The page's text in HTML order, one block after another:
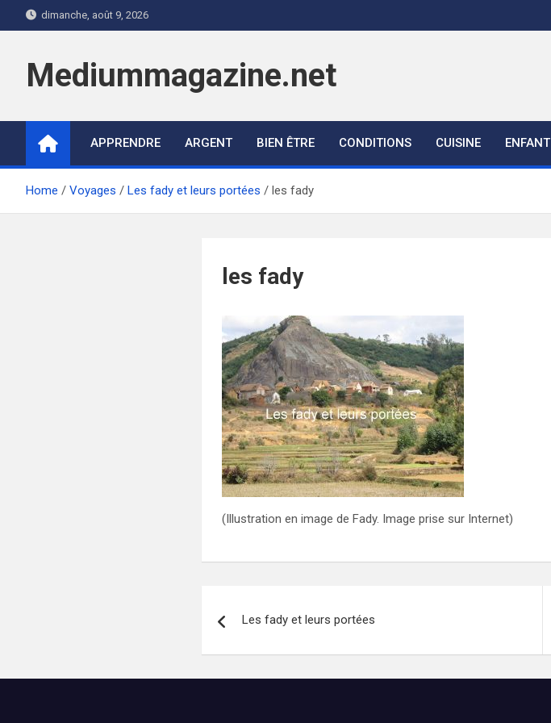
to
dimanche, août 9, 2026
Mediummagazine.net
APPRENDRE ARGENT BIEN ÊTRE CONDITIONS CUISINE ENFANT
Home Voyages Les fady et leurs portées les fady
les fady
(Illustration en image de Fady. Image prise sur Internet)
de
Les fady et leurs portées